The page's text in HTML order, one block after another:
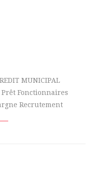
MUNICIPAL
Prêt Fonctionnaires
Recrutement